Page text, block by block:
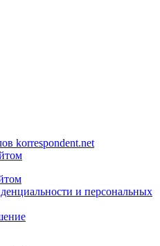
korrespondent.net
и персональных